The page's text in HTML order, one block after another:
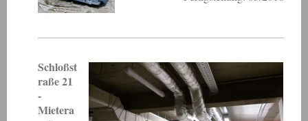
Schloßst
raße 21
-
Mietera